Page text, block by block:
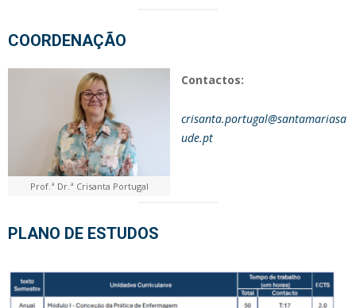
COORDENAÇÃO
Prof.ª Dr.ª Crisanta Portugal
Contactos:
crisanta.portugal@santamariasa
ude.pt
PLANO DE ESTUDOS